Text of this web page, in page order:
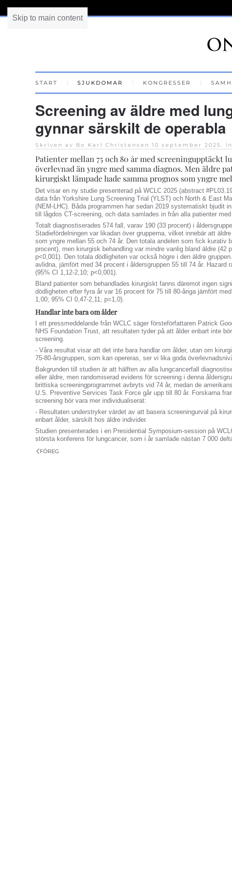
Skip to main content
START SJUKDOMAR KONGRESSER
Screening av äldre med
gynnar särskilt de operabla
Skriven av Bo Karl Christensen 10 september 2025.
Patienter mellan 75 och 80 år med screeningupptäckt
överlevnad än yngre med samma diagnos. Men äldre
kirurgiskt lämpade hade samma prognos som yngre
Det visar en ny studie presenterad på WCLC 2025 (abstract
data från Yorkshire Lung Screening Trial (YLST) och North & East
(NEM-LHC). Båda programmen har sedan 2019 systematiskt bjudit
till lågdos CT-screening, och data samlades in från alla patienter
Totalt diagnostiserades 574 fall, varav 190 (33 procent) i
Stadiefördelningen var likadan över grupperna, vilket innebär att
som yngre mellan 55 och 74 år. Den totala andelen som fick kurativ
procent), men kirurgisk behandling var mindre vanlig bland äldre (42
p<0,001). Den totala dödligheten var också högre i den äldre
avlidna, jämfört med 34 procent i åldersgruppen 55 till 74 år. Hazard
(95% CI 1,12-2,10; p<0,001).
Bland patienter som behandlades kirurgiskt fanns däremot ingen
dödligheten efter fyra år var 16 procent för 75 till 80-åriga jämfört
1,00; 95% CI 0,47-2,11; p=1,0).
Handlar inte bara om ålder
I ett pressmeddelande från WCLC säger försteförfattaren Patrick
NHS Foundation Trust, att resultaten tyder på att ålder enbart inte
screening.
- Våra resultat visar att det inte bara handlar om ålder, utan om
75-80-årsgruppen, som kan opereras, ser vi lika goda
Bakgrunden till studien är att hälften av alla lungcancerfall
eller äldre, men randomiserad evidens för screening i denna
brittiska screeningprogrammet avbryts vid 74 år, medan de
U.S. Preventive Services Task Force går upp till 80 år. Forskarna
screening bör vara mer individualiserat:
- Resultaten understryker värdet av att basera screeningurval på
enbart ålder, särskilt hos äldre individer.
Studien presenterades i en Presidential Symposium-session på
största konferens för lungcancer, som i år samlade nästan 7 000
FÖREG